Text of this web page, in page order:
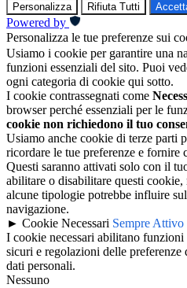
Personalizza Rifiuta Tutti
Powered by
Personalizza le tue preferenze sui
Usiamo i cookie per garantire una
funzioni essenziali del sito. Puoi
ogni categoria di cookie qui sotto.
I cookie contrassegnati come
browser perché essenziali per le
cookie non richiedono il tuo
Usiamo anche cookie di terze parti
ricordare le tue preferenze e fornire
Questi saranno attivati solo con il
abilitare o disabilitare questi cookie,
alcune tipologie potrebbe influire
navigazione.
► Cookie Necessari Sempre Attivo
I cookie necessari abilitano funzioni
sicuri e regolazioni delle
dati personali.
Nessuno